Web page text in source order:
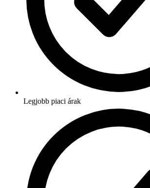
Legjobb piaci árak